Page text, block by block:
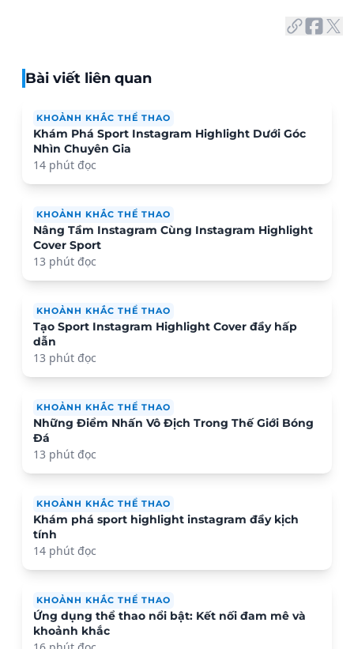
Bài viết liên quan
KHOẢNH KHẮC THỂ THAO
Khám Phá Sport Instagram Highlight Dưới Góc
Nhìn Chuyên Gia
14 phút đọc
KHOẢNH KHẮC THỂ THAO
Nâng Tầm Instagram Cùng Instagram Highlight
Cover Sport
13 phút đọc
KHOẢNH KHẮC THỂ THAO
Tạo Sport Instagram Highlight Cover đầy hấp
dẫn
13 phút đọc
KHOẢNH KHẮC THỂ THAO
Những Điểm Nhấn Vô Địch Trong Thế Giới Bóng
Đá
13 phút đọc
KHOẢNH KHẮC THỂ THAO
Khám phá sport highlight instagram đầy kịch
tính
14 phút đọc
KHOẢNH KHẮC THỂ THAO
Ứng dụng thể thao nổi bật: Kết nối đam mê và
khoảnh khắc